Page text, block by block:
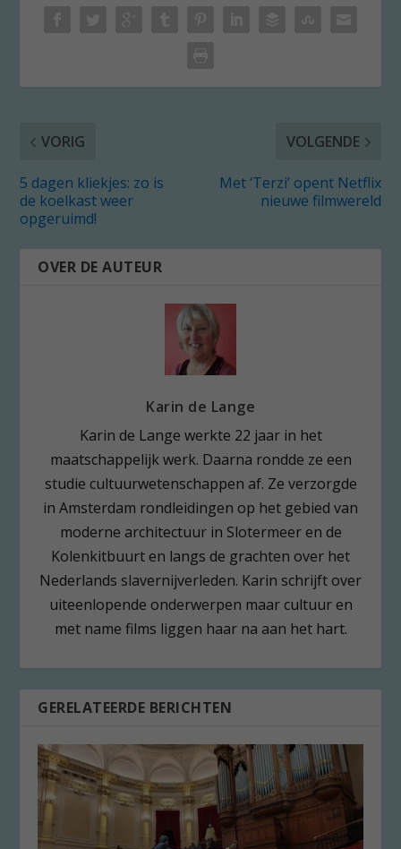
VORIG
5 dagen kliekjes: zo is
de koelkast weer
opgeruimd!
VOLGENDE
Met ‘Terzi’ opent Netflix
nieuwe filmwereld
OVER DE AUTEUR
Karin de Lange
Karin de Lange werkte 22 jaar in het
maatschappelijk werk. Daarna rondde ze een
studie cultuurwetenschappen af. Ze verzorgde
in Amsterdam rondleidingen op het gebied van
moderne architectuur in Slotermeer en de
Kolenkitbuurt en langs de grachten over het
Nederlands slavernijverleden. Karin schrijft over
uiteenlopende onderwerpen maar cultuur en
met name films liggen haar na aan het hart.
GERELATEERDE BERICHTEN